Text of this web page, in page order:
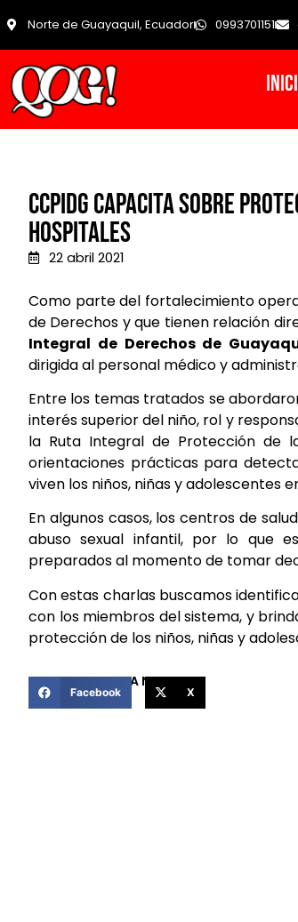
Norte de Guayaquil, Ecuador 0993701151
CCPIDG capacita sobre
Hospitales
22 abril 2021
Como parte del fortalecimiento
de Derechos y que tienen relación
Integral de Derechos de
dirigida al personal médico y
Entre los temas tratados se
interés superior del niño, rol y
la Ruta Integral de Protección de
orientaciones prácticas para
viven los niños, niñas y adolescentes
En algunos casos, los centros de
abuso sexual infantil, por lo que
preparados al momento de tomar
Con estas charlas buscamos
con los miembros del sistema, y
protección de los niños, niñas y
COMPARTIR ESTA NOTICIA
Facebook X